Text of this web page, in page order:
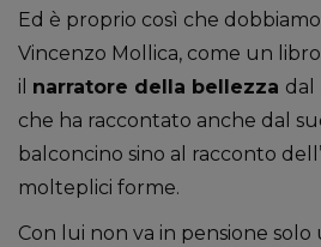
Ed è proprio così che
Vincenzo Mollica, come un
il narratore della bellezza dal
che ha raccontato anche dal
balconcino sino al racconto
molteplici forme.
Con lui non va in pensione solo